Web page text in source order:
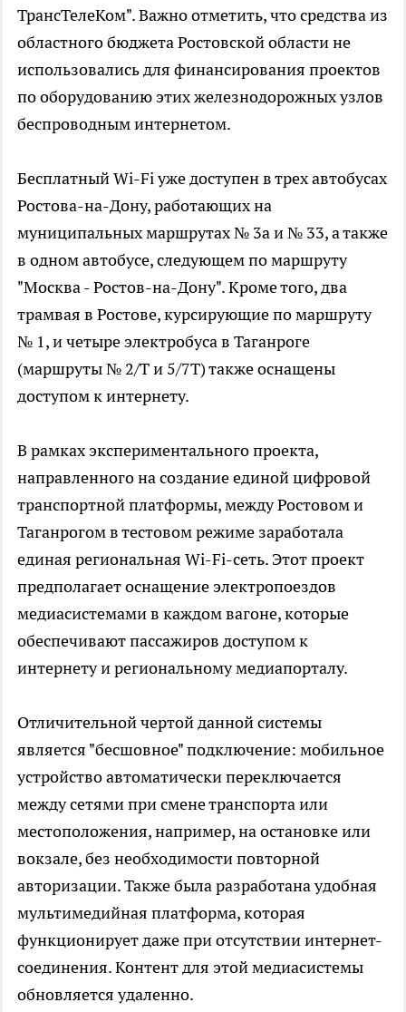
ТрансТелеКом". Важно отметить, что средства из
областного бюджета Ростовской области не
использовались для финансирования проектов
по оборудованию этих железнодорожных узлов
беспроводным интернетом.
Бесплатный Wi-Fi уже доступен в трех автобусах
Ростова-на-Дону, работающих на
муниципальных маршрутах № 3а и № 33, а также
в одном автобусе, следующем по маршруту
"Москва - Ростов-на-Дону". Кроме того, два
трамвая в Ростове, курсирующие по маршруту
№ 1, и четыре электробуса в Таганроге
(маршруты № 2/Т и 5/7Т) также оснащены
доступом к интернету.
В рамках экспериментального проекта,
направленного на создание единой цифровой
транспортной платформы, между Ростовом и
Таганрогом в тестовом режиме заработала
единая региональная Wi-Fi-сеть. Этот проект
предполагает оснащение электропоездов
медиасистемами в каждом вагоне, которые
обеспечивают пассажиров доступом к
интернету и региональному медиапорталу.
Отличительной чертой данной системы
является "бесшовное" подключение: мобильное
устройство автоматически переключается
между сетями при смене транспорта или
местоположения, например, на остановке или
вокзале, без необходимости повторной
авторизации. Также была разработана удобная
мультимедийная платформа, которая
функционирует даже при отсутствии интернет-
соединения. Контент для этой медиасистемы
обновляется удаленно.